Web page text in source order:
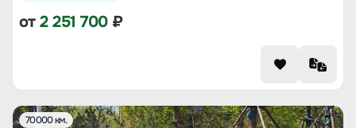
от2 251 700₽
70000 км.